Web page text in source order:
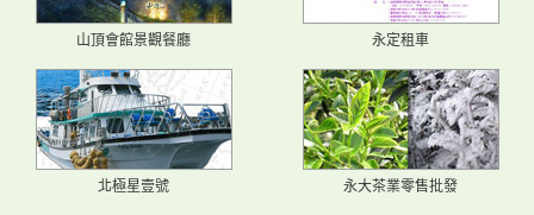
山頂會館景觀餐廳 永定租車
北極星壹號 永大茶業零售批發